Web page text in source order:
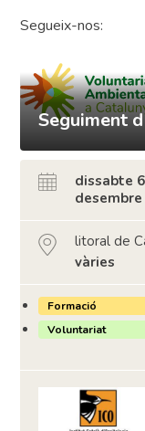
Segueix-nos:
Seguiment
dissabte
desembre
litoral de
vàries
Formació
Voluntariat